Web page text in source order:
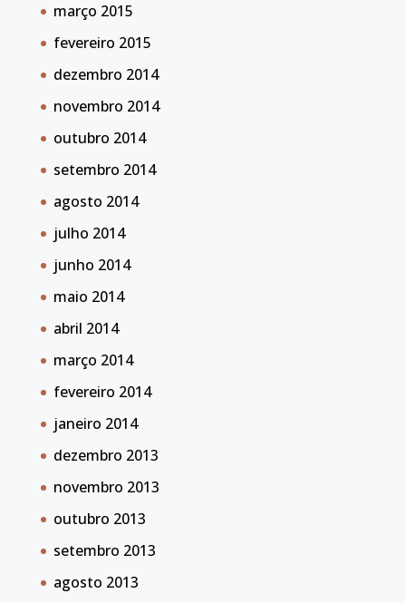
março 2015
fevereiro 2015
dezembro 2014
novembro 2014
outubro 2014
setembro 2014
agosto 2014
julho 2014
junho 2014
maio 2014
abril 2014
março 2014
fevereiro 2014
janeiro 2014
dezembro 2013
novembro 2013
outubro 2013
setembro 2013
agosto 2013